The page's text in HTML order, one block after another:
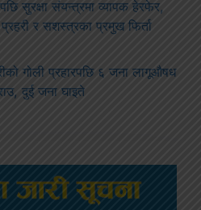
सुरक्षा संयन्त्रमा व्यापक हेरफेर,
र सशस्त्रका प्रमुख फिर्ता
गोली प्रहारपछि ६ जना लागूऔषध
दुई जना घाइते